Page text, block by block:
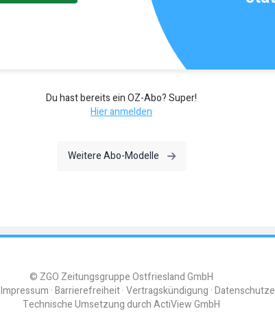
Du hast bereits ein OZ-Abo? Super!
Hier anmelden
Weitere Abo-Modelle
© ZGO Zeitungsgruppe Ostfriesland GmbH
Impressum Barrierefreiheit Vertragskündigung
Technische Umsetzung durchActiView GmbH